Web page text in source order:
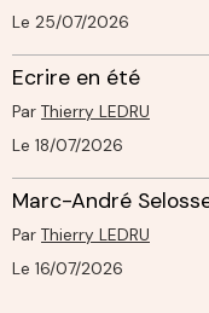
Le 25/07/2026
Ecrire en été
Par Thierry LEDRU
Le 18/07/2026
Marc-André
Par Thierry LEDRU
Le 16/07/2026